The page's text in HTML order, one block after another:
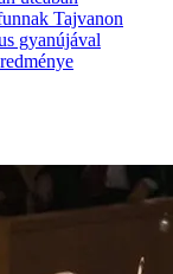
Tajvanon
gyanújával